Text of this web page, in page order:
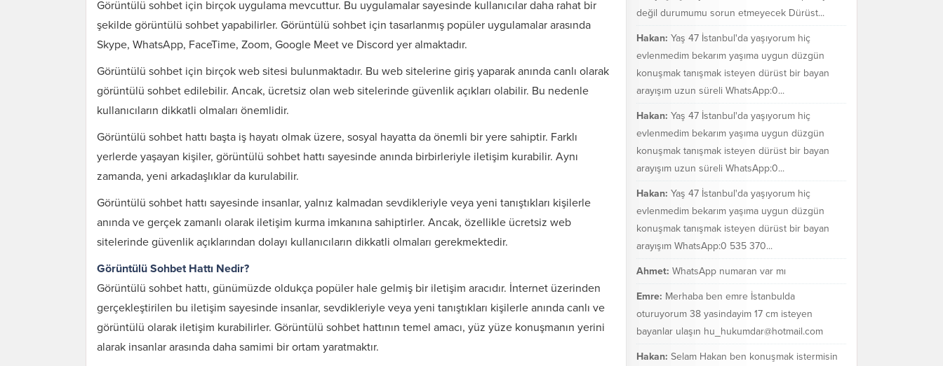
Görüntülü sohbet için birçok uygulama mevcuttur. Bu uygulamalar sayesinde kullanıcılar daha rahat bir
şekilde görüntülü sohbet yapabilirler. Görüntülü sohbet için tasarlanmış popüler uygulamalar arasında
Skype, WhatsApp, FaceTime, Zoom, Google Meet ve Discord yer almaktadır.
Görüntülü sohbet için birçok web sitesi bulunmaktadır. Bu web sitelerine giriş yaparak anında canlı olarak
görüntülü sohbet edilebilir. Ancak, ücretsiz olan web sitelerinde güvenlik açıkları olabilir. Bu nedenle
kullanıcıların dikkatli olmaları önemlidir.
Görüntülü sohbet hattı başta iş hayatı olmak üzere, sosyal hayatta da önemli bir yere sahiptir. Farklı
yerlerde yaşayan kişiler, görüntülü sohbet hattı sayesinde anında birbirleriyle iletişim kurabilir. Aynı
zamanda, yeni arkadaşlıklar da kurulabilir.
Görüntülü sohbet hattı sayesinde insanlar, yalnız kalmadan sevdikleriyle veya yeni tanıştıkları kişilerle
anında ve gerçek zamanlı olarak iletişim kurma imkanına sahiptirler. Ancak, özellikle ücretsiz web
sitelerinde güvenlik açıklarından dolayı kullanıcıların dikkatli olmaları gerekmektedir.
Görüntülü Sohbet Hattı Nedir?
Görüntülü sohbet hattı, günümüzde oldukça popüler hale gelmiş bir iletişim aracıdır. İnternet üzerinden
gerçekleştirilen bu iletişim sayesinde insanlar, sevdikleriyle veya yeni tanıştıkları kişilerle anında canlı ve
görüntülü olarak iletişim kurabilirler. Görüntülü sohbet hattının temel amacı, yüz yüze konuşmanın yerini
alarak insanlar arasında daha samimi bir ortam yaratmaktır.
değil durumumu sorun etmeyecek Dürüst...
Hakan: Yaş 47 İstanbul'da yaşıyorum hiç
evlenmedim bekarım yaşıma uygun düzgün
konuşmak tanışmak isteyen dürüst bir bayan
arayışım uzun süreli WhatsApp:0...
Hakan: Yaş 47 İstanbul'da yaşıyorum hiç
evlenmedim bekarım yaşıma uygun düzgün
konuşmak tanışmak isteyen dürüst bir bayan
arayışım uzun süreli WhatsApp:0...
Hakan: Yaş 47 İstanbul'da yaşıyorum hiç
evlenmedim bekarım yaşıma uygun düzgün
konuşmak tanışmak isteyen dürüst bir bayan
arayışım WhatsApp:0 535 370...
Ahmet: WhatsApp numaran var mı
Emre: Merhaba ben emre İstanbulda
oturuyorum 38 yasindayim 17 cm isteyen
bayanlar ulaşın hu_hukumdar@hotmail.com
Hakan: Selam Hakan ben konuşmak istermisin